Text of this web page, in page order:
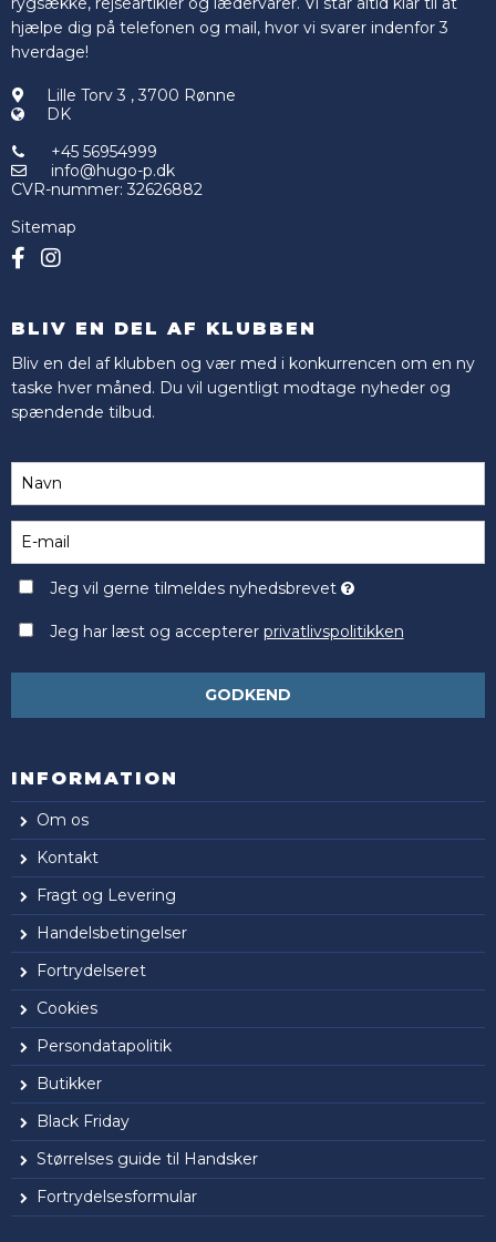
hjælpe dig på telefonen og mail, hvor vi svarer indenfor 3
hverdage!
Lille Torv 3 ,3700 Rønne
DK
+45 56954999
info@hugo-p.dk
CVR-nummer: 32626882
Sitemap
BLIV EN DEL AF KLUBBEN
Bliv en del af klubben og vær med i konkurrencen om en ny
taske hver måned. Du vil ugentligt modtage nyheder og
spændende tilbud.
Jeg vil gerne tilmeldes nyhedsbrevet
Jeg har læst og accepterer privatlivspolitikken
GODKEND
INFORMATION
Om os
Kontakt
Fragt og Levering
Handelsbetingelser
Fortrydelseret
Cookies
Persondatapolitik
Butikker
Black Friday
Størrelses guide til Handsker
Fortrydelsesformular